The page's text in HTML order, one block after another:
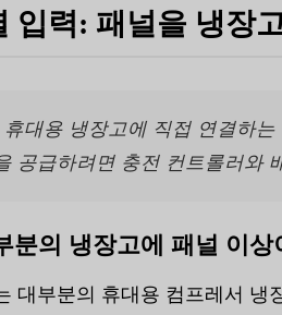
입력: 패널을 냉장
대용 냉장고에 직접 연결하
공급하려면 충전 컨트롤러와
분의 냉장고에 패널 이상
대부분의 휴대용 컴프레서